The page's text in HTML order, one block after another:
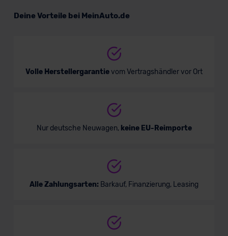
Deine Vorteile bei MeinAuto.de
Volle Herstellergarantievom Vertragshändler vor Ort
Nur deutsche Neuwagen, keine EU-Reimporte
Alle Zahlungsarten: Barkauf, Finanzierung, Leasing